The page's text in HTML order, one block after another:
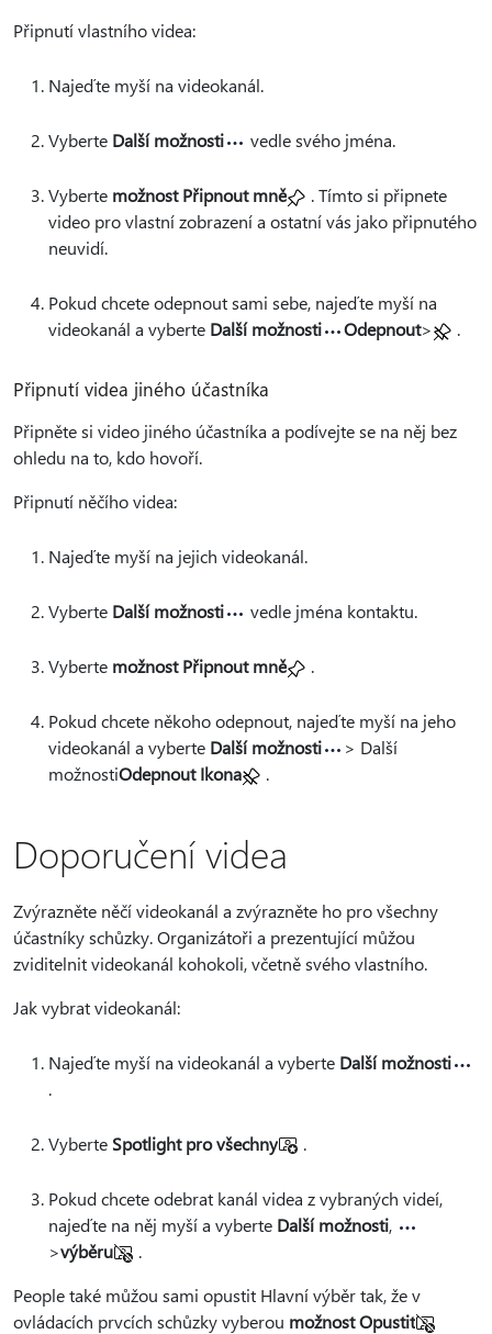
Připnutí vlastního videa:
Najeďte myší na videokanál.
Vyberte Další možnosti vedle svého jména.
Vyberte možnost Připnout mně
. Tímto si připnete
video pro vlastní zobrazení a ostatní vás jako připnutého
neuvidí.
Pokud chcete odepnout sami sebe, najeďte myší na
videokanál a vyberte Další možnosti Odepnout> .
Připnutí videa jiného účastníka
Připněte si video jiného účastníka a podívejte se na něj bez
ohledu na to, kdo hovoří.
Připnutí něčího videa:
Najeďte myší na jejich videokanál.
Vyberte Další možnosti vedle jména kontaktu.
Vyberte možnost Připnout mně .
Pokud chcete někoho odepnout, najeďte myší na jeho
videokanál a vyberte Další možnosti
> Další
možnostiOdepnout Ikona .
Doporučení videa
Zvýrazněte něčí videokanál a zvýrazněte ho pro všechny
účastníky schůzky. Organizátoři a prezentující můžou
zviditelnit videokanál kohokoli, včetně svého vlastního.
Jak vybrat videokanál:
Najeďte myší na videokanál a vyberte Další možnosti
.
Vyberte Spotlight pro všechny .
Pokud chcete odebrat kanál videa z vybraných videí,
najeďte na něj myší a vyberte Další možnosti,
>výběru
.
People také můžou sami opustit Hlavní výběr tak, že v
ovládacích prvcích schůzky vyberou možnost Opustit